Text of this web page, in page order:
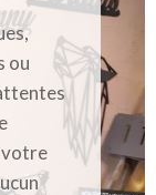
ou
votre